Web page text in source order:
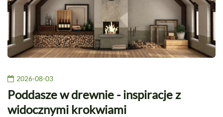
2026-08-03
Poddasze w drewnie - inspiracje z
widocznymi krokwiami